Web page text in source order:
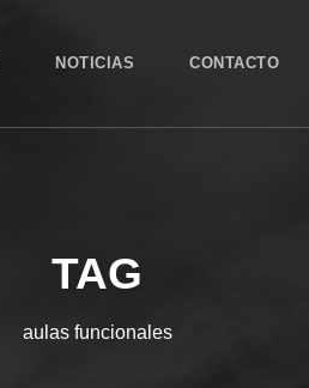
NOTICIAS CONTACTO
TAG
aulas funcionales